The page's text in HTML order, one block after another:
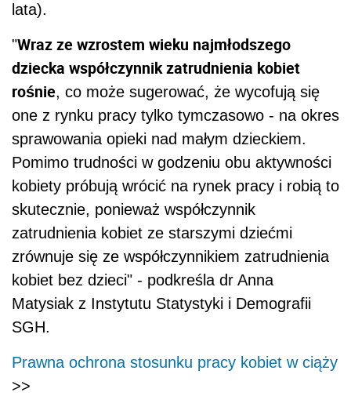
lata).
"Wraz ze wzrostem wieku najmłodszego
dziecka współczynnik zatrudnienia kobiet
rośnie, co może sugerować, że wycofują się
one z rynku pracy tylko tymczasowo - na okres
sprawowania opieki nad małym dzieckiem.
Pomimo trudności w godzeniu obu aktywności
kobiety próbują wrócić na rynek pracy i robią to
skutecznie, ponieważ współczynnik
zatrudnienia kobiet ze starszymi dziećmi
zrównuje się ze współczynnikiem zatrudnienia
kobiet bez dzieci" - podkreśla dr Anna
Matysiak z Instytutu Statystyki i Demografii
SGH.
Prawna ochrona stosunku pracy kobiet w ciąży
>>